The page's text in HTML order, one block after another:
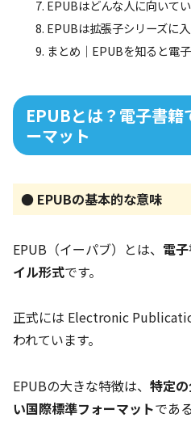
EPUBはどんな人に向いて
EPUBは拡張子シリーズに
まとめ｜EPUBを知ると電
EPUBとは？電子書籍
ーマット
● EPUBの基本的な意味
EPUB（イーパブ）とは、 電
イル形式です。
正式には Electronic
われています。
EPUBの大きな特徴は、 特定
い国際標準フォーマットであ